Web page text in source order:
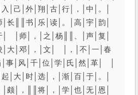
│己│外│翔│古│行│，│中│。│
长║║书│乐│读│。│高│宇│韵│
│ │师│，│之│杨║║、│声│复│
│大│邓│，│文│ │，│不│一│春
│事│风│千│位│学│氏│然│革│ │
│大│时│选│，│渐│百│于│。│
颇│，║║将│，│学│也│无│恩│